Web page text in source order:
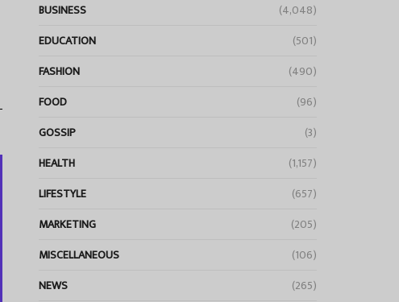
BUSINESS
(4,048)
EDUCATION
(501)
FASHION
(490)
FOOD
(96)
GOSSIP
(3)
HEALTH
(1,157)
LIFESTYLE
(657)
MARKETING
(205)
MISCELLANEOUS
(106)
NEWS
(265)